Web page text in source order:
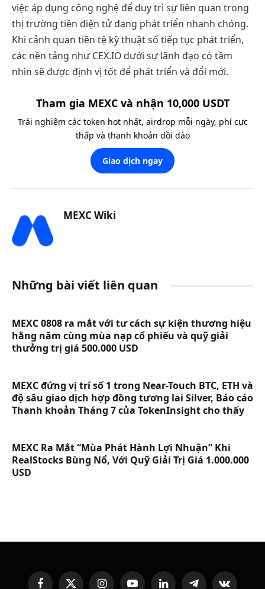
việc áp dụng công nghệ để duy trì sự liên quan trong
thị trường tiền điện tử đang phát triển nhanh chóng.
Khi cảnh quan tiền tệ kỹ thuật số tiếp tục phát triển,
các nền tảng như CEX.IO dưới sự lãnh đạo có tầm
nhìn sẽ được định vị tốt để phát triển và đổi mới.
Tham gia MEXC và nhận 10,000 USDT
Trải nghiệm các token hot nhất, airdrop mỗi ngày, phí cực
thấp và thanh khoản dồi dào
Giao dịch ngay
MEXC Wiki
Những bài viết liên quan
MEXC 0808 ra mắt với tư cách sự kiện thương hiệu
hằng năm cùng mùa nạp cổ phiếu và quỹ giải
thưởng trị giá 500.000 USD
MEXC đứng vị trí số 1 trong Near-Touch BTC, ETH và
độ sâu giao dịch hợp đồng tương lai Silver, Báo cáo
Thanh khoản Tháng 7 của TokenInsight cho thấy
MEXC Ra Mắt “Mùa Phát Hành Lợi Nhuận” Khi
RealStocks Bùng Nổ, Với Quỹ Giải Trị Giá 1.000.000
USD